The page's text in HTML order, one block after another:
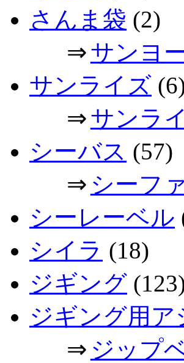
さんま袋 (2)
⇒サンヨ
サンライズ
⇒サンラ
シーバス (57)
⇒ シーフ
シーレーベル
シイラ (18)
ジギング
ジギング用
⇒ ジップ